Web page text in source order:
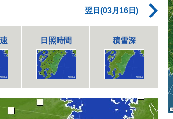
翌日(03月16日)
日照時間 積雪深